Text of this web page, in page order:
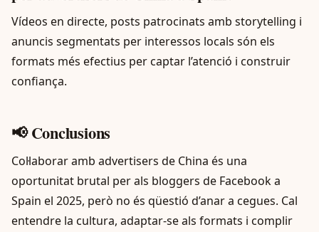
Vídeos en directe, posts patrocinats amb storytelling i
anuncis segmentats per interessos locals són els
formats més efectius per captar l’atenció i construir
confiança.
📢 Conclusions
Col·laborar amb advertisers de China és una
oportunitat brutal per als bloggers de Facebook a
Spain el 2025, però no és qüestió d’anar a cegues. Cal
entendre la cultura, adaptar-se als formats i complir